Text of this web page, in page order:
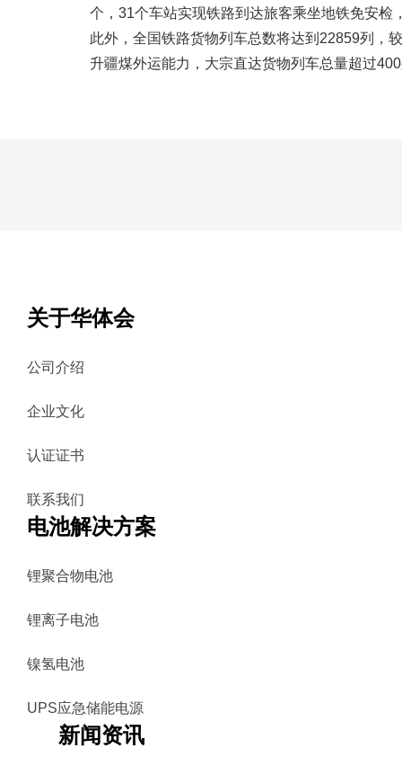
个，31个车站实现铁路到达旅客乘坐地铁免安检
此外，全国铁路货物列车总数将达到22859列，
升疆煤外运能力，大宗直达货物列车总量超过
关于华体会
公司介绍
企业文化
认证证书
联系我们
电池解决方案
锂聚合物电池
锂离子电池
镍氢电池
UPS应急储能电源
新闻资讯